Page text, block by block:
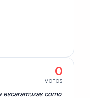
supervivencia en
0
votos
como